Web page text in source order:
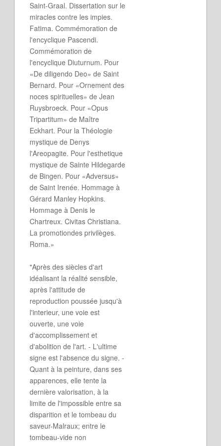
Saint-Graal. Dissertation sur le
miracles contre les impies.
Fatima. Commémoration de
l'encyclique Pascendi.
Commémoration de
l'encyclique Diuturnum. Pour
«De diligendo Deo» de Saint
Bernard. Pour «Ornement des
noces spirituelles» de Jean
Ruysbroeck. Pour «Opus
Tripartitum» de Maître
Eckhart. Pour la Théologie
mystique de Denys
l'Areopagite. Pour l'esthetique
mystique de Sainte Hildegarde
de Bingen. Pour «Adversus»
de Saint Irenée. Hommage à
Gérard Manley Hopkins.
Hommage à Denis le
Chartreux. Civitas Christiana.
La promotiondes privilèges.
Roma.»
"Après des siècles d'art
idéalisant la réalité sensible,
après l'attitude de
reproduction poussée jusqu'à
l'interieur, une voie est
ouverte, une voie
d'accomplissement et
d'abolition de l'art. - L'ultime
signe est l'absence du signe. -
Quant à la peinture, dans ses
apparences, elle tente la
dernière valorisation, à la
limite de l'impossible entre sa
disparition et le tombeau du
saveur-Malraux; entre le
tombeau-vide non